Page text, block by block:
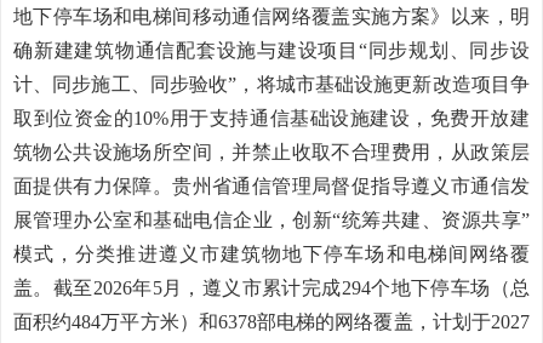
地下停车场和电梯间移动通信网络覆盖实施方案》以来，明
确新建建筑物通信配套设施与建设项目“同步规划、同步设
计、同步施工、同步验收”，将城市基础设施更新改造项目争
取到位资金的10%用于支持通信基础设施建设，免费开放建
筑物公共设施场所空间，并禁止收取不合理费用，从政策层
面提供有力保障。贵州省通信管理局督促指导遵义市通信发
展管理办公室和基础电信企业，创新“统筹共建、资源共享”
模式，分类推进遵义市建筑物地下停车场和电梯间网络覆
盖。截至2026年5月，遵义市累计完成294个地下停车场（总
面积约484万平方米）和6378部电梯的网络覆盖，计划于2027